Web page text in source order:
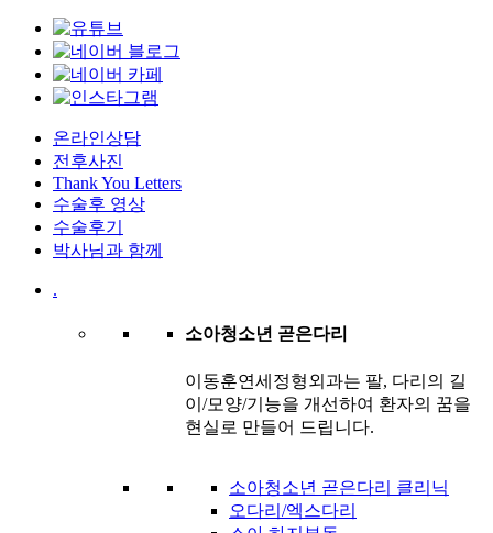
온라인상담
전후사진
Thank You Letters
수술후 영상
수술후기
박사님과 함께
.
소아청소년 곧은다리
이동훈연세정형외과는 팔, 다리의 길
이/모양/기능을 개선하여 환자의 꿈을
현실로 만들어 드립니다.
소아청소년 곧은다리 클리닉
오다리/엑스다리